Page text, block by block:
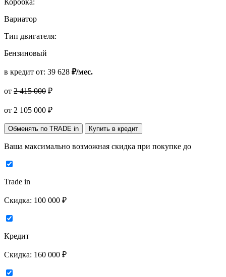
Коробка:
Вариатор
Тип двигателя:
Бензиновый
в кредит от: 39 628 ₽/мес.
от 2 415 000 ₽
от 2 105 000 ₽
Обменять по TRADE in Купить в кредит
Ваша максимально возможная скидка при покупке до
Trade in
Скидка: 100 000 ₽
Кредит
Скидка: 160 000 ₽